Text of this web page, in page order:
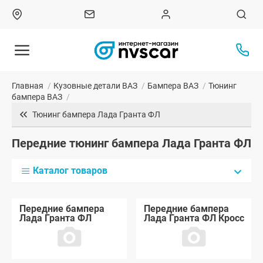
Главная / Кузовные детали ВАЗ / Бампера ВАЗ / Тюнинг
бампера ВАЗ /
Тюнинг бампера Лада Гранта ФЛ
Передние тюнинг бампера Лада Гранта ФЛ
Каталог товаров
Передние бампера
Лада Гранта ФЛ
Передние бампера
Лада Гранта ФЛ Кросс